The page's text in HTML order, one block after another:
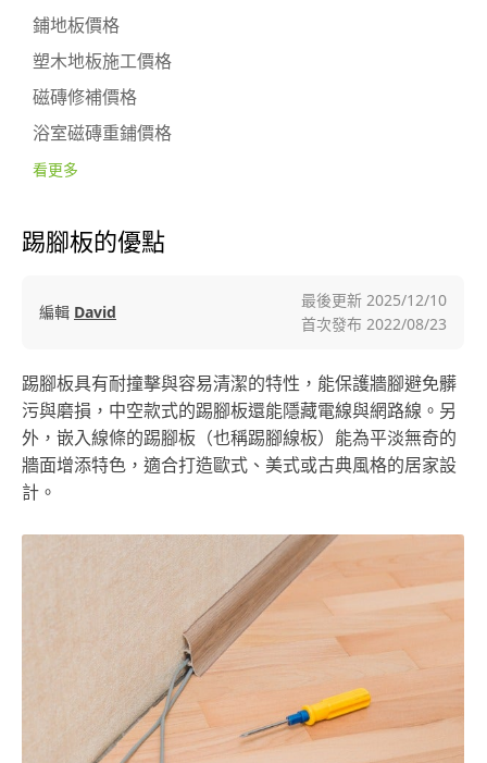
鋪地板價格
塑木地板施工價格
磁磚修補價格
浴室磁磚重鋪價格
看更多
踢腳板的優點
編輯 David
最後更新 2025/12/10
首次發布 2022/08/23
踢腳板具有耐撞擊與容易清潔的特性，能保護牆腳避免髒
污與磨損，中空款式的踢腳板還能隱藏電線與網路線。另
外，嵌入線條的踢腳板（也稱踢腳線板）能為平淡無奇的
牆面增添特色，適合打造歐式、美式或古典風格的居家設
計。